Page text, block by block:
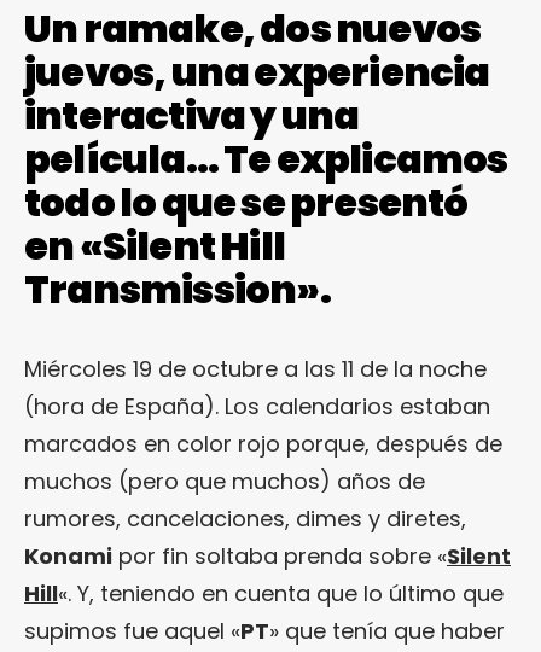
Un ramake, dos nuevos
juevos, una experiencia
interactiva y una
película… Te explicamos
todo lo que se presentó
en «Silent Hill
Transmission».
Miércoles 19 de octubre a las 11 de la noche
(hora de España). Los calendarios estaban
marcados en color rojo porque, después de
muchos (pero que muchos) años de
rumores, cancelaciones, dimes y diretes,
Konami por fin soltaba prenda sobre «Silent
Hill«. Y, teniendo en cuenta que lo último que
supimos fue aquel «PT» que tenía que haber